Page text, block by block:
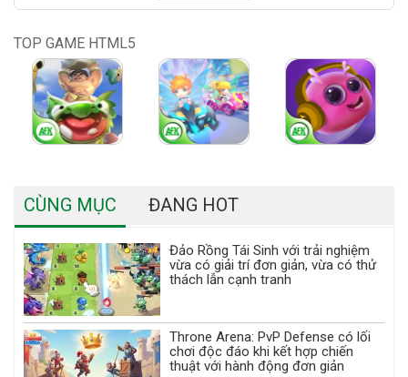
TOP GAME HTML5
CÙNG MỤC ĐANG HOT
Đảo Rồng Tái Sinh với trải nghiệm
vừa có giải trí đơn giản, vừa có thử
thách lẫn cạnh tranh
Throne Arena: PvP Defense có lối
chơi độc đáo khi kết hợp chiến
thuật với hành động đơn giản